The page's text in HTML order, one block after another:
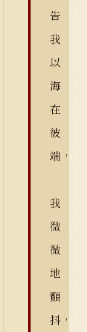
告
我
以
海
在
彼
端，
我
微
微
地
顫
抖，